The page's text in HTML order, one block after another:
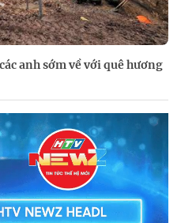
anh sớm về với quê hương